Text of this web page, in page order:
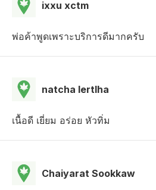
ixxu xctm
พ่อค้าพูดเพราะบริการดีมากครับ
natcha lertlha
เนื้อดี เยี่ยม อร่อย หัวทิ่ม
Chaiyarat Sookkaw